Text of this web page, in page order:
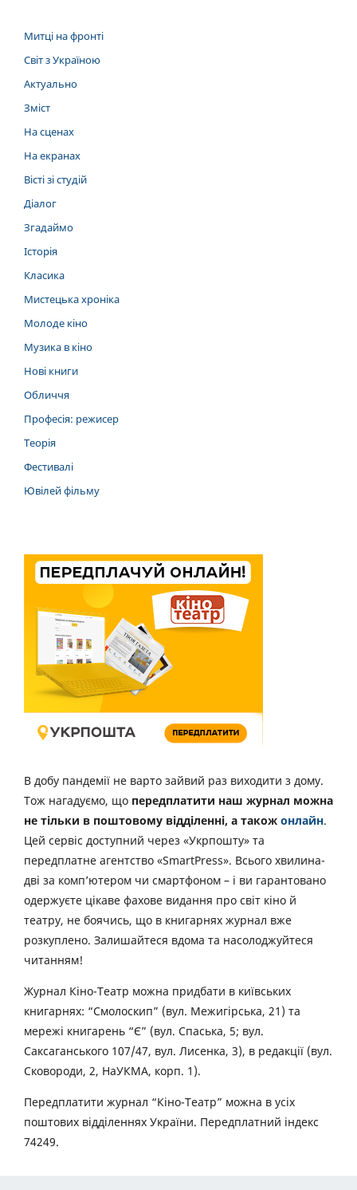
Митці на фронті
Світ з Україною
Актуально
Зміст
На сценах
На екранах
Вісті зі студій
Діалог
Згадаймо
Історія
Класика
Мистецька хроніка
Молоде кіно
Музика в кіно
Нові книги
Обличчя
Професія: режисер
Теорія
Фестивалі
Ювілей фільму
В добу пандемії не варто зайвий раз виходити з дому.
Тож нагадуємо, що передплатити наш журнал можна
не тільки в поштовому відділенні, а також онлайн.
Цей сервіс доступний через «Укрпошту» та
передплатне агентство «SmartPress». Всього хвилина-
дві за комп’ютером чи смартфоном – і ви гарантовано
одержуєте цікаве фахове видання про світ кіно й
театру, не боячись, що в книгарнях журнал вже
розкуплено. Залишайтеся вдома та насолоджуйтеся
читанням!
Журнал Кіно-Театр можна придбати в київських
книгарнях: “Смолоскип” (вул. Межигірська, 21) та
мережі книгарень “Є” (вул. Спаська, 5; вул.
Саксаганського 107/47, вул. Лисенка, 3), в редакції (вул.
Сковороди, 2, НаУКМА, корп. 1).
Передплатити журнал “Кіно-Театр” можна в усіх
поштових відділеннях України. Передплатний індекс
74249.